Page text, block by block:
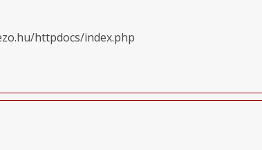
httpdocs/index.php